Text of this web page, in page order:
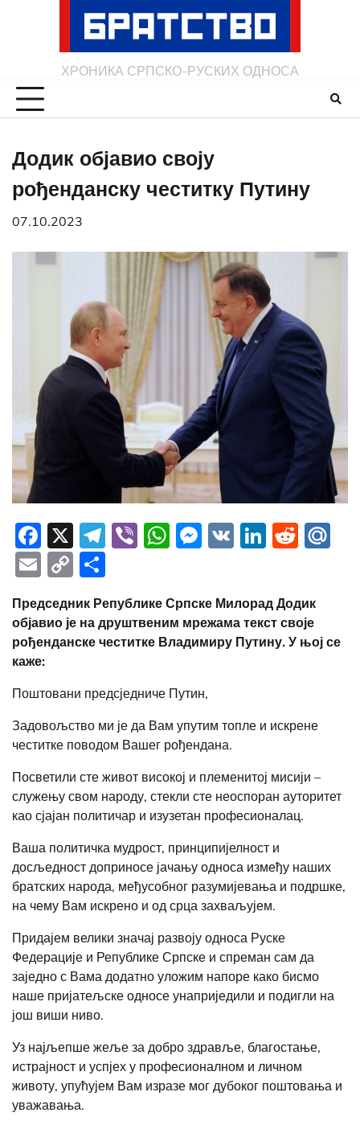
ХРОНИКА СРПСКО-РУСКИХ ОДНОСА
Додик објавио своју
рођенданску честитку Путину
07.10.2023
Facebook
X Telegram
ViberWhatsApp
Messenger
VK
Email
Copy
Link
Председник Републике Српске Милорад Додик
објавио је на друштвеним мрежама текст своје
рођенданске честитке Владимиру Путину. У њој се
каже:
Поштовани предсједниче Путин,
Задовољство ми је да Вам упутим топле и искрене
честитке поводом Вашег рођендана.
Посветили сте живот високој и племенитој мисији –
служењу свом народу, стекли сте неоспоран ауторитет
као сјајан политичар и изузетан професионалац.
Ваша политичка мудрост, принципијелност и
досљедност доприносе јачању односа између наших
братских народа, међусобног разумијевања и подршке,
на чему Вам искрено и од срца захваљујем.
Придајем велики значај развоју односа Руске
Федерације и Републике Српске и спреман сам да
заједно с Вама додатно уложим напоре како бисмо
наше пријатељске односе унаприједили и подигли на
још виши ниво.
Уз најљепше жеље за добро здравље, благостање,
истрајност и успјех у професионалном и личном
животу, упућујем Вам изразе мог дубоког поштовања и
уважавања.